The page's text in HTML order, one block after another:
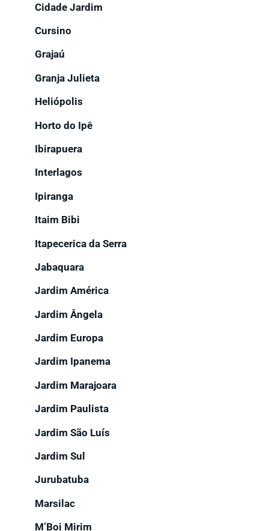
Cidade Jardim
Cursino
Grajaú
Granja Julieta
Heliópolis
Horto do Ipê
Ibirapuera
Interlagos
Ipiranga
Itaim Bibi
Itapecerica da Serra
Jabaquara
Jardim América
Jardim Ângela
Jardim Europa
Jardim Ipanema
Jardim Marajoara
Jardim Paulista
Jardim São Luís
Jardim Sul
Jurubatuba
Marsilac
M’Boi Mirim